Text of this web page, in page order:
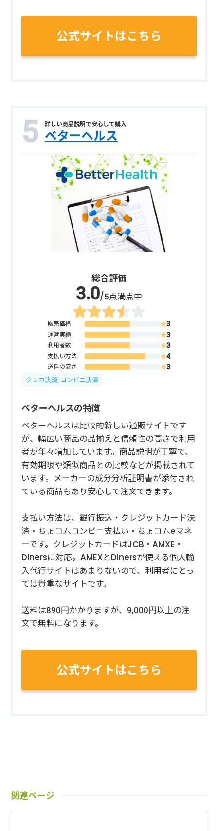
公式サイトはこちら
詳しい商品説明で安心して購入
ベターヘルス
総合評価
/5点満点中
販売価格
運営実績
利用者数
支払い方法
送料の安さ
クレカ決済, コンビニ決済
ベターヘルスの特徴
ベターヘルスは比較的新しい通販サイトです
が、幅広い商品の品揃えと信頼性の高さで利用
者が年々増加しています。商品説明が丁寧で、
有効期限や類似商品との比較などが掲載されて
います。メーカーの成分分析証明書が添付され
ている商品もあり安心して注文できます。
支払い方法は、銀行振込・クレジットカード決
済・ちょコムコンビニ支払い・ちょコムeマネ
ーです。クレジットカードはJCB・AMXE・
Dinersに対応。AMEXとDinersが使える個人輸
入代行サイトはあまりないので、利用者にとっ
ては貴重なサイトです。
送料は890円かかりますが、9,000円以上の注
文で無料になります。
公式サイトはこちら
関連ページ